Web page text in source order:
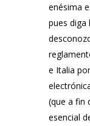
enésima
pues diga
e Italia
(que a fin
esencial